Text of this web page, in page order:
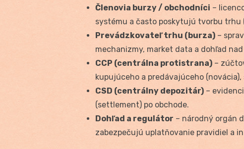
Členovia burzy / obchodníci –
systému a často poskytujú tvorbu trhu
Prevádzkovateľ trhu (burza) –
mechanizmy, market data a dohľad
CCP (centrálna protistrana) –
kupujúceho a predávajúceho
CSD (centrálny depozitár) –
(settlement) po obchode.
Dohľad a regulátor – národný orgán
zabezpečujú uplatňovanie pravidiel a